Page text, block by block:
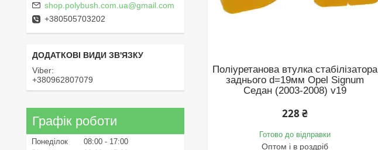
Поліуретанова втулка стабілізатора
заднього d=19мм Opel Signum
Седан (2003-2008) v19
228 ₴
Готово до відправки
Оптом і в роздріб
shop.polybush.com.ua@gmail.com
+380505703202
Viber
+380962807079
Графік роботи
Понеділок 08:00
17:00